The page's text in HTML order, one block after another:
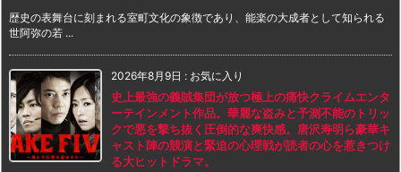
歴史の表舞台に刻まれる室町文化の象徴であり、能楽の大成者として知られる
世阿弥の若 ...
2026年8月9日 : お気に入り
史上最強の義賊集団が放つ極上の痛快クライムエンタ
ーテインメント作品。華麗な盗みと予測不能のトリッ
クで悪を撃ち抜く圧倒的な爽快感。唐沢寿明ら豪華キ
ャスト陣の競演と緊迫の心理戦が読者の心を惹きつけ
る大ヒットドラマ。